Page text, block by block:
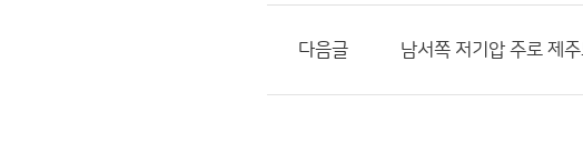
다음글 남서쪽 저기압 주로 제